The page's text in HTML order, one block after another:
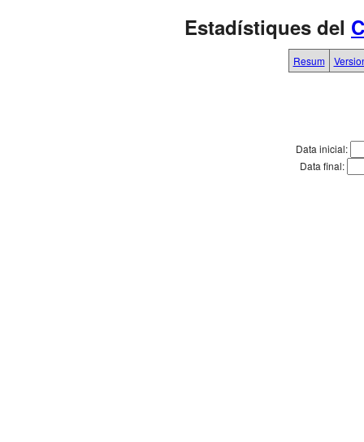
Estadístiques del
Resum
Data inicial:
Data final: